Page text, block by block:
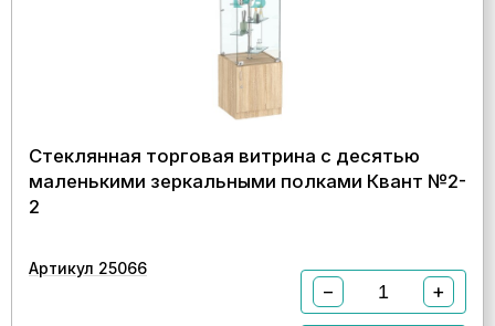
Стеклянная торговая витрина с десятью
маленькими зеркальными полками Квант №2-
2
Артикул 25066
− +